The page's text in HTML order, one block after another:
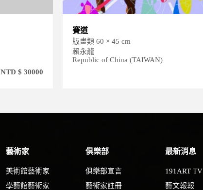
NTD $ 36000
對話
版畫類 5 × 60 × 91.5 cm
鄭佳鳳
Republic of China (TAIWAN)
藝術家
美術館藝術家
學藝館藝術家
俱樂部
俱樂部宣言
藝術家註冊
最新消息
191ART TV
藝文報報